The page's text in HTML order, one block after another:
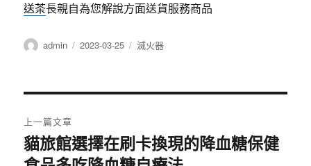
送茶長親自為您解說方面送貨服務商品
作
admin
發
2023-03-25
分
滅火器
章
上一篇文章
上
一
貓旅館選擇在刷卡換現的降血糖保健